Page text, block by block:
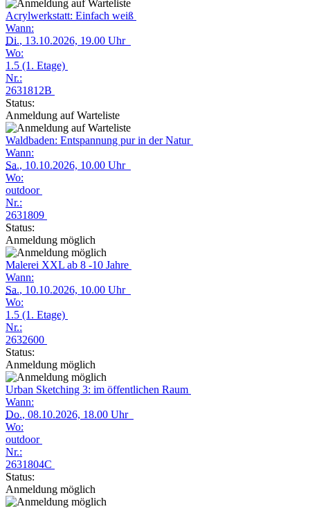
Acrylwerkstatt: Einfach weiß
Wann:
Di., 13.10.2026, 19.00 Uhr
Wo:
1.5 (1. Etage)
Nr.:
2631812B
Status:
Anmeldung auf Warteliste
Waldbaden: Entspannung pur in der Natur
Wann:
Sa., 10.10.2026, 10.00 Uhr
Wo:
outdoor
Nr.:
2631809
Status:
Anmeldung möglich
Malerei XXL ab 8 -10 Jahre
Wann:
Sa., 10.10.2026, 10.00 Uhr
Wo:
1.5 (1. Etage)
Nr.:
2632600
Status:
Anmeldung möglich
Urban Sketching 3: im öffentlichen Raum
Wann:
Do., 08.10.2026, 18.00 Uhr
Wo:
outdoor
Nr.:
2631804C
Status:
Anmeldung möglich